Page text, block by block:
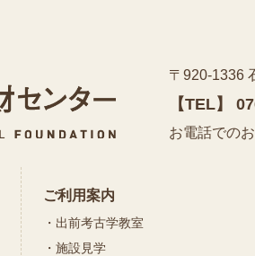
公益財団法人 石川
〒920-1336
【TEL】
お電話での
ご利用案内
出前考古学教室
施設見学